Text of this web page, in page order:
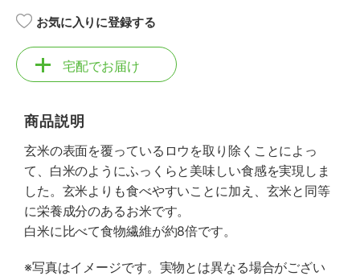
お気に入りに登録する
宅配でお届け
商品説明
玄米の表面を覆っているロウを取り除くことによっ
て、白米のようにふっくらと美味しい食感を実現しま
した。玄米よりも食べやすいことに加え、玄米と同等
に栄養成分のあるお米です。
白米に比べて食物繊維が約8倍です。
※写真はイメージです。実物とは異なる場合がござい